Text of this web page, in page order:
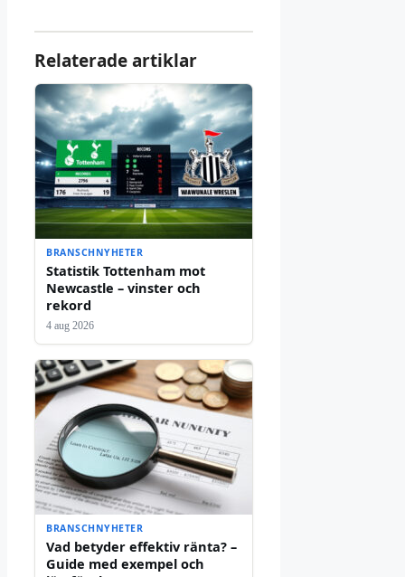
Relaterade artiklar
BRANSCHNYHETER
Statistik Tottenham mot
Newcastle – vinster och
rekord
4 aug 2026
BRANSCHNYHETER
Vad betyder effektiv ränta? –
Guide med exempel och